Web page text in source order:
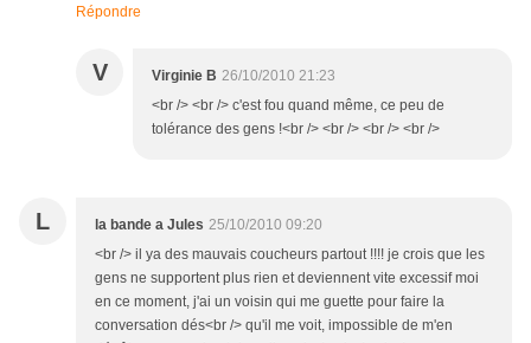
Répondre
V Virginie B 26/10/2010 21:23
<br /> <br /> c'est fou quand même, ce peu de
tolérance des gens !<br /> <br /> <br /> <br />
L la bande a Jules 25/10/2010 09:20
<br /> il ya des mauvais coucheurs partout !!!! je crois que les
gens ne supportent plus rien et deviennent vite excessif moi
en ce moment, j'ai un voisin qui me guette pour faire la
conversation dés<br /> qu'il me voit, impossible de m'en